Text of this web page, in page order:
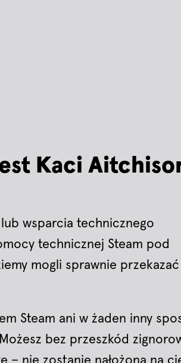
Kaci
wsparcia technicznego
technicznej Steam pod
mogli sprawnie przekazać
Steam ani w żaden inny
bez przeszkód